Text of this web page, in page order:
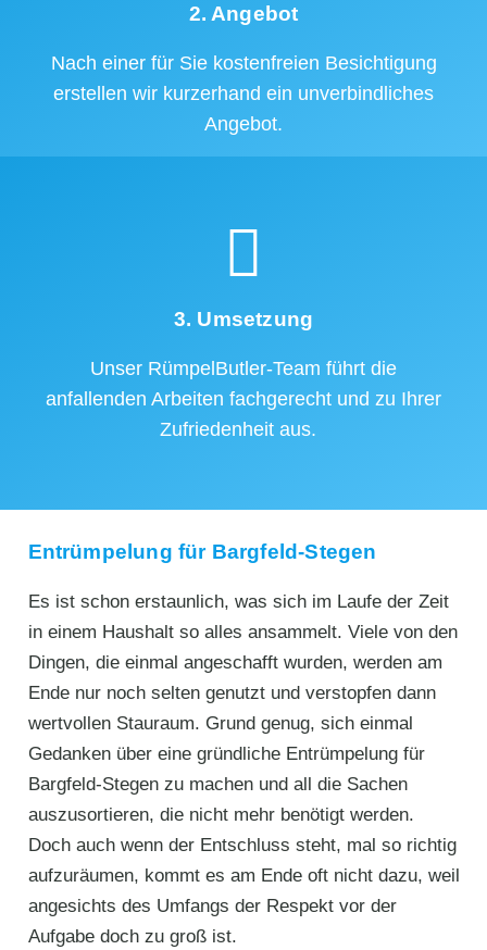
2. Angebot
Nach einer für Sie kostenfreien Besichtigung
erstellen wir kurzerhand ein unverbindliches
Angebot.
3. Umsetzung
Unser RümpelButler-Team führt die
anfallenden Arbeiten fachgerecht und zu Ihrer
Zufriedenheit aus.
Entrümpelung für Bargfeld-Stegen
Es ist schon erstaunlich, was sich im Laufe der Zeit
in einem Haushalt so alles ansammelt. Viele von den
Dingen, die einmal angeschafft wurden, werden am
Ende nur noch selten genutzt und verstopfen dann
wertvollen Stauraum. Grund genug, sich einmal
Gedanken über eine gründliche Entrümpelung für
Bargfeld-Stegen zu machen und all die Sachen
auszusortieren, die nicht mehr benötigt werden.
Doch auch wenn der Entschluss steht, mal so richtig
aufzuräumen, kommt es am Ende oft nicht dazu, weil
angesichts des Umfangs der Respekt vor der
Aufgabe doch zu groß ist.